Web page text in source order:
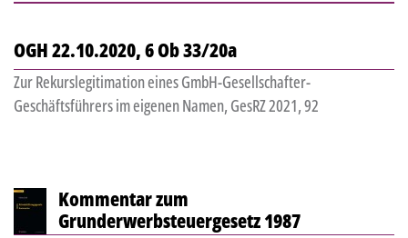
OGH 22.10.2020, 6 Ob 33/20a
Zur Rekurslegitimation eines GmbH-Gesellschafter-
Geschäftsführers im eigenen Namen, GesRZ 2021, 92
Kommentar zum
Grunderwerbsteuergesetz 1987